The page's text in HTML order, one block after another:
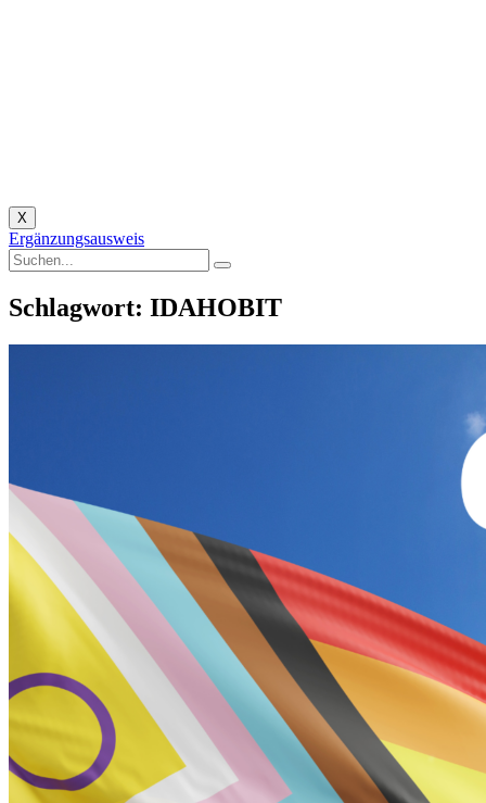
X
Ergänzungsausweis
Schlagwort: IDAHOBIT